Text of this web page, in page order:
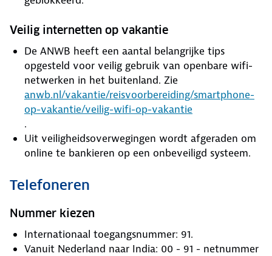
Veilig internetten op vakantie
De ANWB heeft een aantal belangrijke tips
opgesteld voor veilig gebruik van openbare wifi-
netwerken in het buitenland. Zie
anwb.nl/vakantie/reisvoorbereiding/smartphone-
op-vakantie/veilig-wifi-op-vakantie
.
Uit veiligheidsoverwegingen wordt afgeraden om
online te bankieren op een onbeveiligd systeem.
Telefoneren
Nummer kiezen
Internationaal toegangsnummer: 91.
Vanuit Nederland naar India: 00 - 91 - netnummer